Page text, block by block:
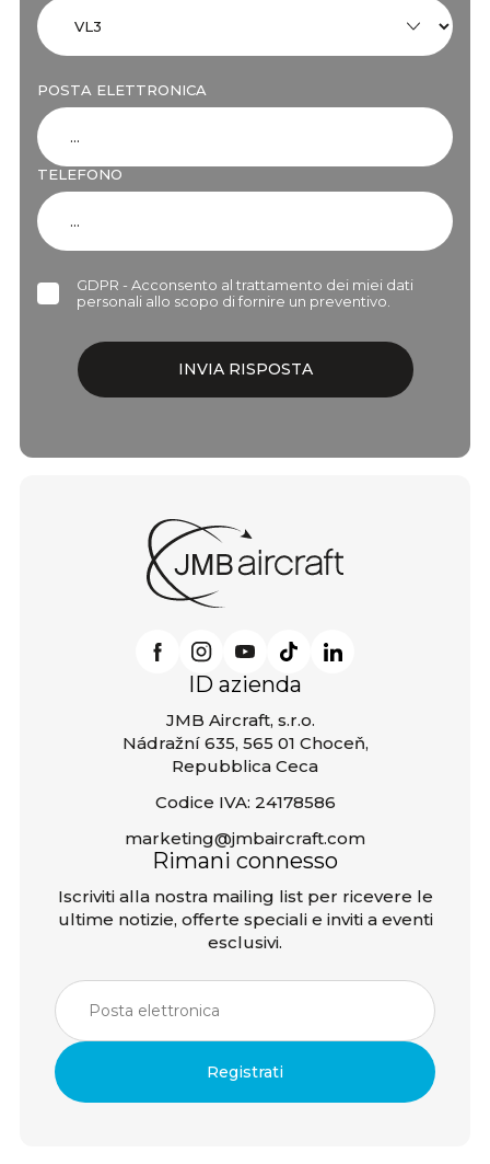
POSTA ELETTRONICA
TELEFONO
GDPR - Acconsento al trattamento dei miei dati
personali allo scopo di fornire un preventivo.
ID azienda
JMB Aircraft, s.r.o.
Nádražní 635, 565 01 Choceň,
Repubblica Ceca
Codice IVA: 24178586
marketing@jmbaircraft.com
Rimani connesso
Iscriviti alla nostra mailing list per ricevere le
ultime notizie, offerte speciali e inviti a eventi
esclusivi.